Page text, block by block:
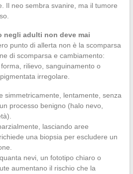
Il neo sembra svanire, ma il tumore
negli adulti non deve mai
punto di allerta non è la scomparsa
di scomparsa e cambiamento:
rilievo, sanguinamento o
irregolare.
simmetricamente, lentamente, senza
processo benigno (halo nevo,
lasciando aree
una biopsia per escludere un
nevi, un fototipo chiaro o
aumentano il rischio che la